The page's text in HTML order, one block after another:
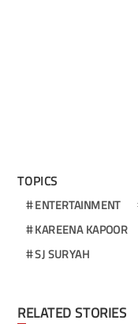
TOPICS
ENTERTAINMENT
KAREENA KAPOOR
SJ SURYAH
RELATED STORIES